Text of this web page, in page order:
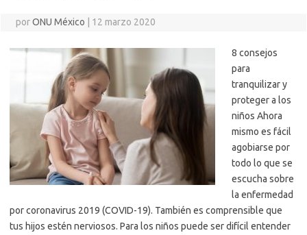
porONU México 12 marzo 2020
8 consejos
para
tranquilizar y
proteger a los
niños Ahora
mismo es fácil
agobiarse por
todo lo que se
escucha sobre
la enfermedad
por coronavirus 2019 (COVID-19). También es comprensible que
tus hijos estén nerviosos. Para los niños puede ser difícil entender